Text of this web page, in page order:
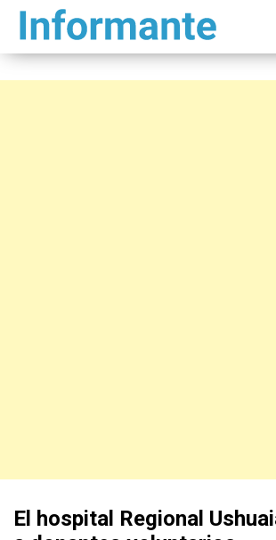
El hospital Regional